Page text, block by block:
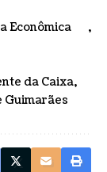
Econômica
da Caixa
Guimarães